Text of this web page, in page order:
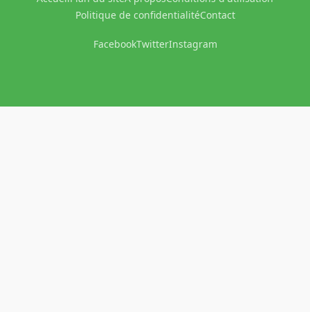
Politique de confidentialitéContact
FacebookTwitterInstagram